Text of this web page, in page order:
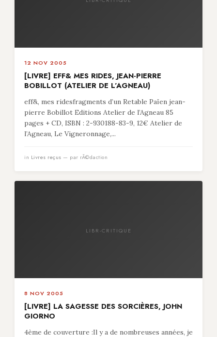
12 NOV 2005
[LIVRE] EFF& MES RIDES, JEAN-PIERRE
BOBILLOT (ATELIER DE L’AGNEAU)
eff&, mes ridesfragments d’un Retable Païen jean-
pierre Bobillot Editions Atelier de l’Agneau 85
pages + CD, ISBN : 2-930188-83-9, 12€ Atelier de
l’Agneau, Le Vigneronnage,...
in Livres reçus — par rÃ©daction
LIBR-CRITIQUE
8 NOV 2005
[LIVRE] LA SAGESSE DES SORCIÈRES, JOHN
GIORNO
4ème de couverture :Il y a de nombreuses années, je